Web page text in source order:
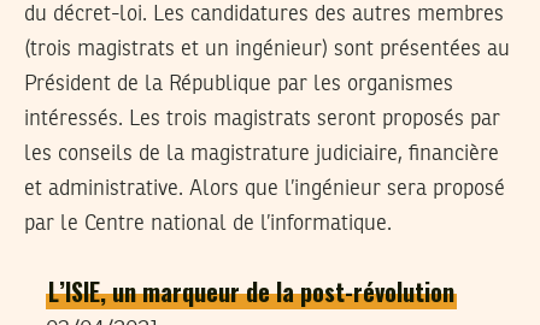
du décret-loi. Les candidatures des autres membres
(trois magistrats et un ingénieur) sont présentées au
Président de la République par les organismes
intéressés. Les trois magistrats seront proposés par
les conseils de la magistrature judiciaire, financière
et administrative. Alors que l’ingénieur sera proposé
par le Centre national de l’informatique.
L’ISIE, un marqueur de la post-révolution